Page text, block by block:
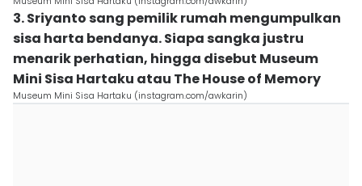
3. Sriyanto sang pemilik rumah mengumpulkan
sisa harta bendanya. Siapa sangka justru
menarik perhatian, hingga disebut Museum
Mini Sisa Hartaku atau The House of Memory
Museum Mini Sisa Hartaku (instagram.com/awkarin)